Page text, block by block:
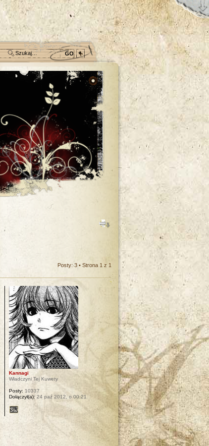
Posty: 3 • Strona 1 z 1
Kannagi
Władczyni Tej Kuwety
Posty: 10337
Dołączył(a):24 paź 2012, o 00:21